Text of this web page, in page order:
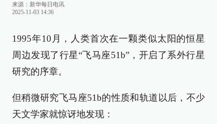
来源： 新华每日电讯
2025-11-03 14:36
1995年10月，人类首次在一颗类似太阳的恒星
周边发现了行星“飞马座51b”，开启了系外行星
研究的序章。
但稍微研究飞马座51b的性质和轨道以后，不少
天文学家就惊讶地发现：